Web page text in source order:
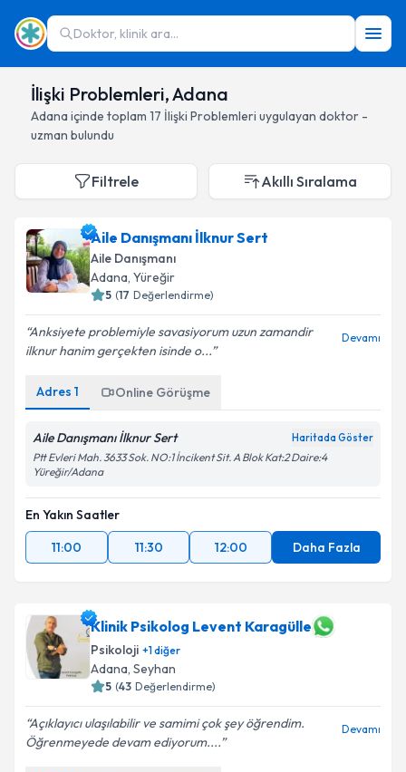
Doktor, klinik ara...
İlişki Problemleri, Adana
Adana içinde toplam 17 İlişki Problemleri uygulayan doktor -
uzman bulundu
Filtrele Akıllı Sıralama
Aile Danışmanı İlknur Sert
Aile Danışmanı
Adana, Yüreğir
5 (17 Değerlendirme)
Anksiyete problemiyle savasiyorum uzun zamandir
ilknur hanim gerçekten isinde o...
Devamı
Adres 1 Online Görüşme
Aile Danışmanı İlknur Sert Haritada Göster
Ptt Evleri Mah. 3633 Sok. NO:1 İncikent Sit. A Blok Kat:2 Daire:4
Yüreğir/Adana
En Yakın Saatler
11:00
11:30 12:00 Daha Fazla
Klinik Psikolog Levent Karagülle
Psikoloji +1diğer
Adana, Seyhan
5 (43 Değerlendirme)
Açıklayıcı ulaşılabilir ve samimi çok şey öğrendim.
Öğrenmeyede devam ediyorum....
Devamı